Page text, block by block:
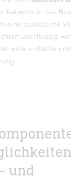
kabellos in das
eine zusätzliche
überflüssig
eine einfache
und